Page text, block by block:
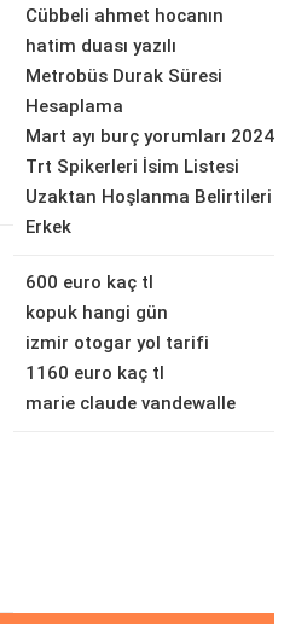
Cübbeli ahmet hocanın
hatim duası yazılı
Metrobüs Durak Süresi
Hesaplama
Mart ayı burç yorumları 2024
Trt Spikerleri İsim Listesi
Uzaktan Hoşlanma Belirtileri
Erkek
600 euro kaç tl
kopuk hangi gün
izmir otogar yol tarifi
1160 euro kaç tl
marie claude vandewalle